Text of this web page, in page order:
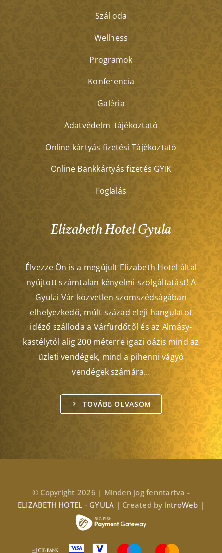
Szálloda
Wellness
Programok
Konferencia
Galéria
Adatvédelmi tájékoztató
Online kártyás fizetési Tájékoztató
Online Bankkártyás fizetés GYIK
Foglalás
Elizabeth Hotel Gyula
Élvezze Ön is a megújult Elizabeth Hotel által
nyújtott számtalan kényelmi szolgáltatást! A
Gyulai Vár közvetlen szomszédságában
elhelyezkedő, múlt század eleji hangulatot
idéző szálloda a Várfürdőtől és az Almásy-
kastélytól alig 200 méterre igazi oázis mind az
üzleti vendégek, mind a pihenni vágyó
vendégek számára…
TOVÁBB OLVASOM
© Copyright 2026 | Minden jog fenntartva -
ELIZABETH HOTEL - GYULA | Created by IntroWeb |